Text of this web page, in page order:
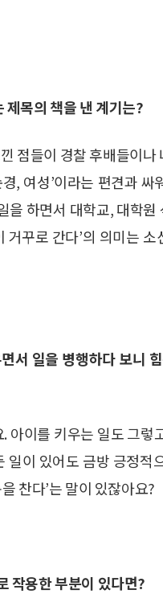
목의 책을 낸 계기는?
점들이 경찰 후배들이
, 여성’이라는 편견과 싸
을 하면서 대학교, 대학
거꾸로 간다’의 의미는
서 일을 병행하다 보니
아이를 키우는 일도 그
이 있어도 금방 긍정적
찬다’는 말이 있잖아요?
작용한 부분이 있다면?